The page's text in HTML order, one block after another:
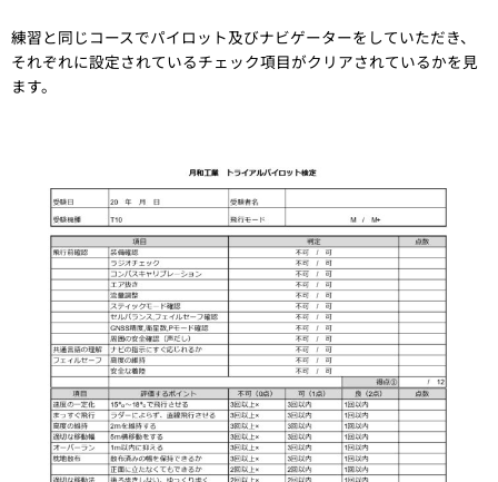
練習と同じコースでパイロット及びナビゲーターをしていただき、
それぞれに設定されているチェック項目がクリアされているかを見
ます。